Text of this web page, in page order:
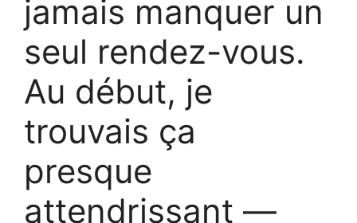
jamais manquer un
seul rendez-vous.
Au début, je
trouvais ça
presque
attendrissant —